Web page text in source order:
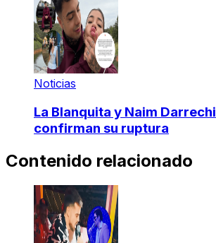
Noticias
La Blanquita y Naim Darrechi
confirman su ruptura
Contenido relacionado